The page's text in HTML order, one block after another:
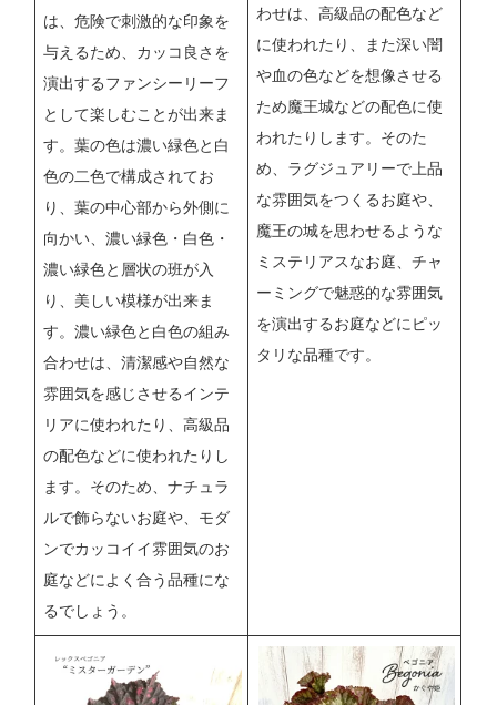
は、危険で刺激的な印象を
与えるため、カッコ良さを
演出するファンシーリーフ
として楽しむことが出来ま
す。葉の色は濃い緑色と白
色の二色で構成されてお
り、葉の中心部から外側に
向かい、濃い緑色・白色・
濃い緑色と層状の班が入
り、美しい模様が出来ま
す。濃い緑色と白色の組み
合わせは、清潔感や自然な
雰囲気を感じさせるインテ
リアに使われたり、高級品
の配色などに使われたりし
ます。そのため、ナチュラ
ルで飾らないお庭や、モダ
ンでカッコイイ雰囲気のお
庭などによく合う品種にな
るでしょう。
わせは、高級品の配色など
に使われたり、また深い闇
や血の色などを想像させる
ため魔王城などの配色に使
われたりします。そのた
め、ラグジュアリーで上品
な雰囲気をつくるお庭や、
魔王の城を思わせるような
ミステリアスなお庭、チャ
ーミングで魅惑的な雰囲気
を演出するお庭などにピッ
タリな品種です。